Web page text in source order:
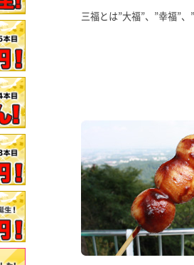
三福とは”大福”、”幸福”